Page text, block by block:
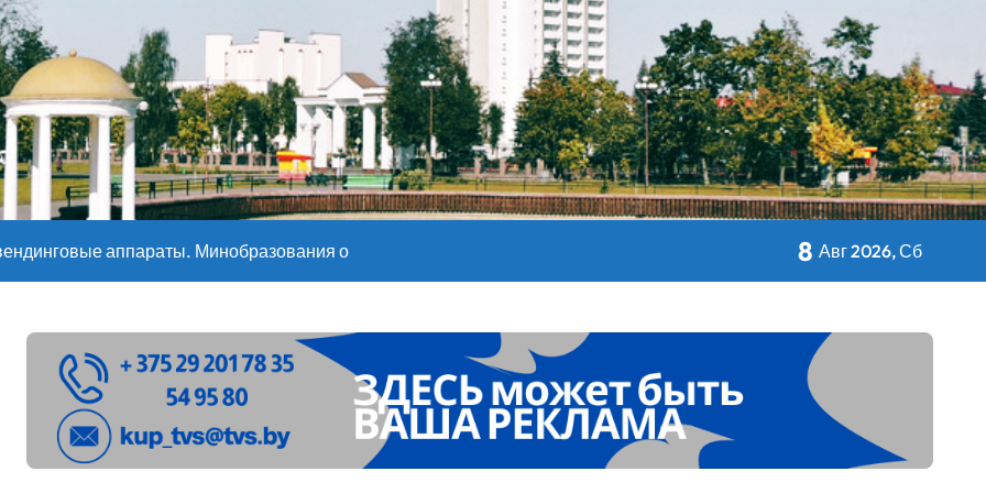
– 05 08 2026
– 07 08 20
ожидаются дожди и грозы
Мастерица из Молодечно о 50-килограммовом каравае для Дворца Независимости
детей с 1 сентября, рассказали в правительстве
8 Авг 2026, Сб